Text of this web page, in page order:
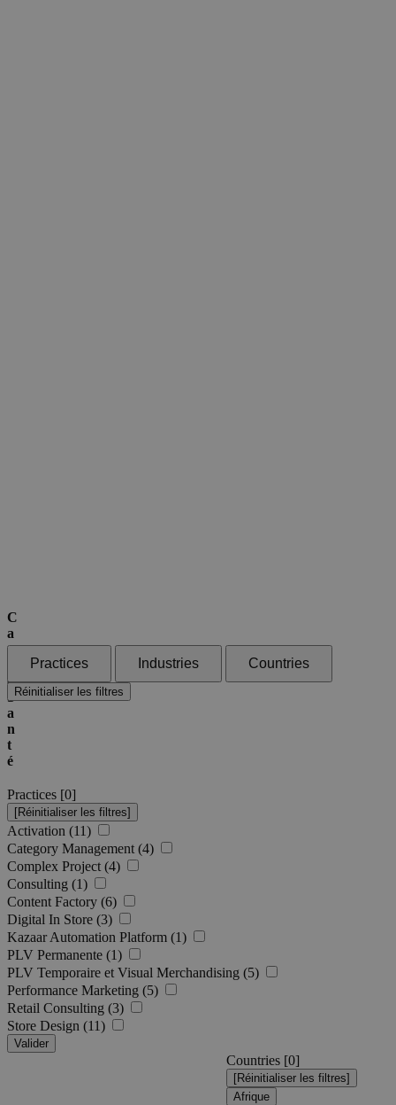
C
a
s
e
S
a
n
t
é
Practices Industries Countries
Réinitialiser les filtres
Practices [0]
Activation (11)
Category Management (4)
Complex Project (4)
Consulting (1)
Content Factory (6)
Digital In Store (3)
Kazaar Automation Platform (1)
PLV Permanente (1)
PLV Temporaire et Visual Merchandising (5)
Performance Marketing (5)
Retail Consulting (3)
Store Design (11)
Valider
Countries [0]
Afrique